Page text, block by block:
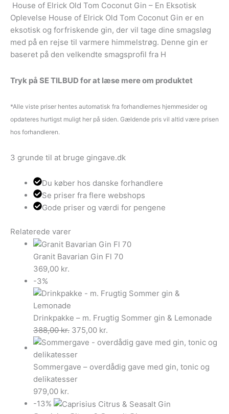
House of Elrick Old Tom Coconut Gin – En Eksotisk
Oplevelse House of Elrick Old Tom Coconut Gin er en
eksotisk og forfriskende gin, der vil tage dine smagsløg
med på en rejse til varmere himmelstrøg. Denne gin er
baseret på den velkendte smagsprofil fra H
Tryk på SE TILBUD for at læse mere om produktet
*Alle viste priser hentes automatisk fra forhandlernes hjemmesider og
opdateres hurtigst muligt her på siden. Gældende pris vil altid være prisen
hos forhandleren.
3 grunde til at bruge gingave.dk
Du køber hos danske forhandlere
Se priser fra flere webshops
Gode priser og værdi for pengene
Relaterede varer
Granit Bavarian Gin Fl 70
369,00 kr.
-3%
Drinkpakke – m. Frugtig Sommer gin & Lemonade
388,00kr. Den
oprindelige
pris
var:
388,00 kr..
375,00 kr.
aktuelle
er:
Sommergave – overdådig gave med gin, tonic og
delikatesser
979,00 kr.
-13%